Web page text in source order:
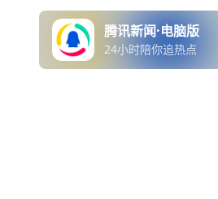
腾讯新闻·电脑版
24小时陪你追热点